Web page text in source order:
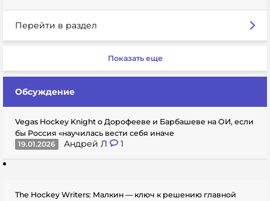
Перейти в раздел
Показать еще
Обсуждение
Vegas Hockey Knight о Дорофееве и Барбашеве на ОИ, если
бы Россия «научилась вести себя иначе
19.01.2026
Андрей Л 1
The Hockey Writers: Малкин — ключ к решению главной